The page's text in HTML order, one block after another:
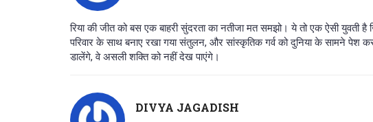
रिया की जीत को बस एक बाहरी सुंदरता का नतीजा मत समझो। ये तो एक ऐसी
परिवार के साथ बनाए रखा गया संतुलन, और सांस्कृतिक गर्व को दुनिया के सामने पेश
डालेंगे, वे असली शक्ति को नहीं देख पाएंगे।
DIVYA JAGADISH